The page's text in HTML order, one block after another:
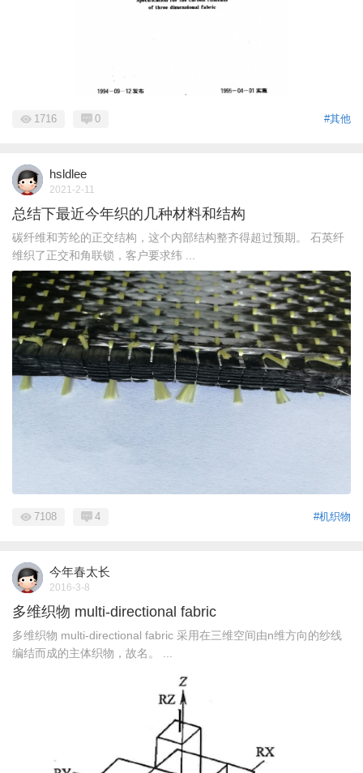
#其他
1716 0
hsldlee
2021-2-11
总结下最近今年织的几种材料和结构
碳纤维和芳纶的正交结构，这个内部结构整齐得超过预期。 石英纤
维织了正交和角联锁，客户要求纬 ...
#机织物
7108 4
今年春太长
2016-3-8
多维织物 multi-directional fabric
多维织物 multi-directional fabric 采用在三维空间由n维方向的纱线
编结而成的主体织物，故名。 ...